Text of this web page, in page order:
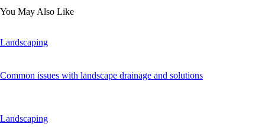
You May Also Like
Landscaping
Common issues with landscape drainage and solutions
Landscaping